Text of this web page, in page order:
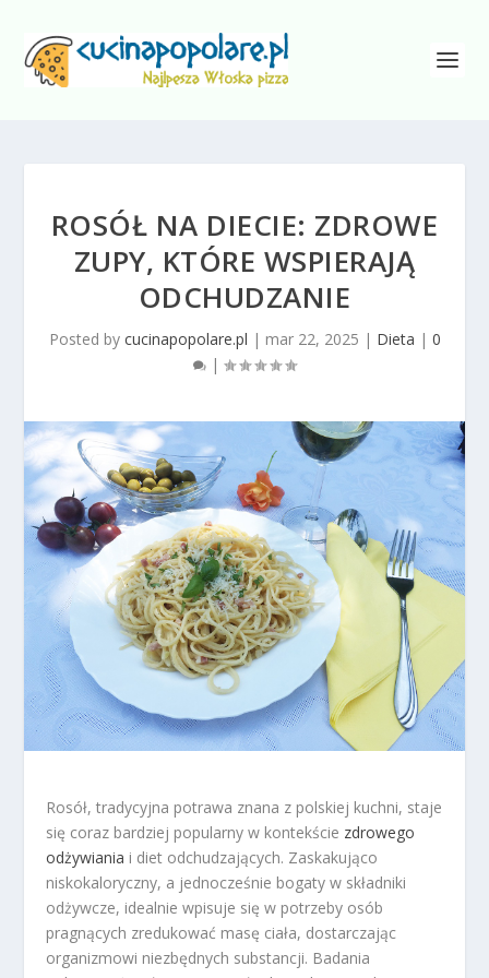
ROSÓŁ NA DIECIE: ZDROWE
ZUPY, KTÓRE WSPIERAJĄ
ODCHUDZANIE
Posted by cucinapopolare.pl | mar 22, 2025 | Dieta | 0
|
Rosół, tradycyjna potrawa znana z polskiej kuchni, staje
się coraz bardziej popularny w kontekście zdrowego
odżywiania i diet odchudzających. Zaskakująco
niskokaloryczny, a jednocześnie bogaty w składniki
odżywcze, idealnie wpisuje się w potrzeby osób
pragnących zredukować masę ciała, dostarczając
organizmowi niezbędnych substancji. Badania